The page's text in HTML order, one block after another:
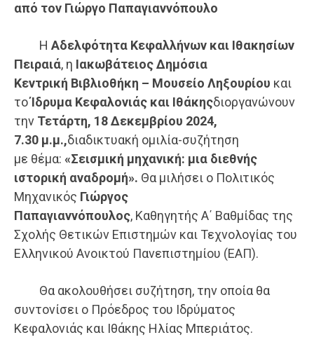
από τον Γιώργο Παπαγιαννόπουλο
Η Αδελφότητα Κεφαλλήνων και Ιθακησίων
Πειραιά, η ΙακωβάτειοςΔημόσια
Κεντρική Βιβλιοθήκη – Μουσείο Ληξουρίου και
τοΊδρυμα Κεφαλονιάς και Ιθάκηςδιοργανώνουν
την Τετάρτη, 18 Δεκεμβρίου 2024,
7.30 μ.μ.,διαδικτυακή ομιλία-συζήτηση
με θέμα: «Σεισμική μηχανική: μια διεθνής
ιστορική αναδρομή». Θα μιλήσει ο Πολιτικός
Μηχανικός Γιώργος
Παπαγιαννόπουλος, Καθηγητής Α΄ Βαθμίδας της
Σχολής Θετικών Επιστημών και Τεχνολογίας του
Ελληνικού Ανοικτού Πανεπιστημίου (ΕΑΠ).
Θα ακολουθήσει συζήτηση, την οποία θα
συντονίσει ο Πρόεδρος του Ιδρύματος
Κεφαλονιάς και Ιθάκης Ηλίας Μπεριάτος.